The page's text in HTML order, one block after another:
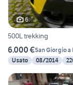
6
500L trekking
6.000 €San Giorgio a
Usato
08/2014